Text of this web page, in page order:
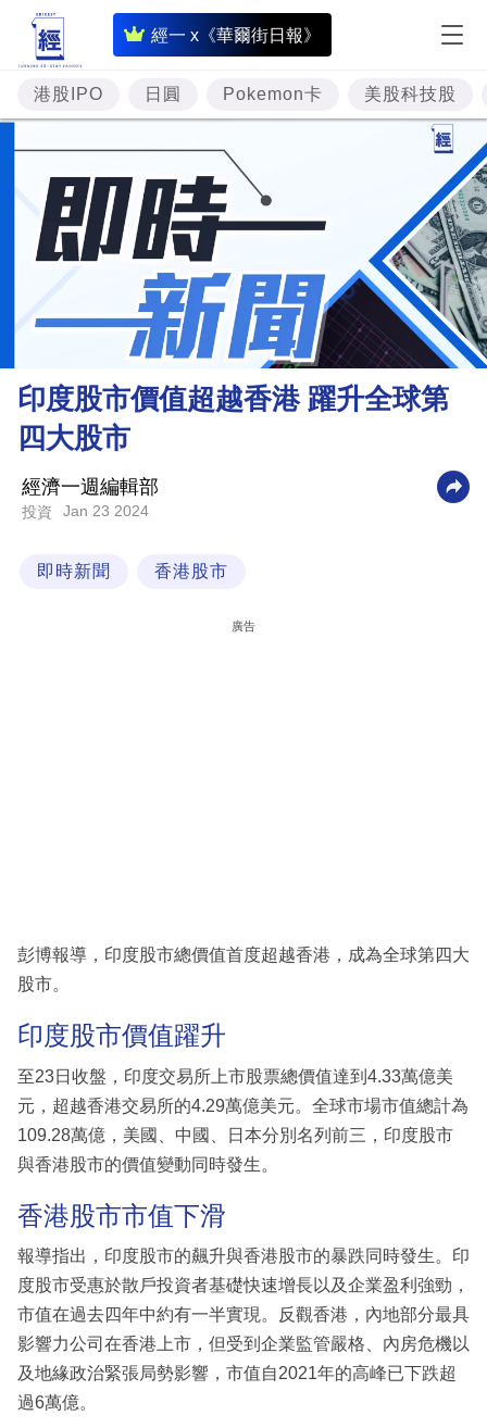
經一 x《華爾街日報》
即
時
財
經
專
題
投
資
樓
市
財
業
科
區
港股IPO 日圓 Pokemon卡 美股科技股
印度股市價值超越香港 躍升全球第
四大股市
經濟一週編輯部
投資 Jan 23 2024
即時新聞 香港股市
廣告
彭博報導，印度股市總價值首度超越香港，成為全球第四大
股市。
印度股市價值躍升
至23日收盤，印度交易所上市股票總價值達到4.33萬億美
元，超越香港交易所的4.29萬億美元。全球市場市值總計為
109.28萬億，美國、中國、日本分別名列前三，印度股市
與香港股市的價值變動同時發生。
香港股市市值下滑
報導指出，印度股市的飆升與香港股市的暴跌同時發生。印
度股市受惠於散戶投資者基礎快速增長以及企業盈利強勁，
市值在過去四年中約有一半實現。反觀香港，內地部分最具
影響力公司在香港上市，但受到企業監管嚴格、內房危機以
及地緣政治緊張局勢影響，市值自2021年的高峰已下跌超
過6萬億。